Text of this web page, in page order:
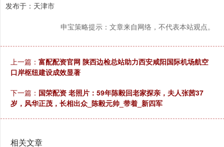
发布于：天津市
申宝策略提示：文章来自网络，不代表本站观点。
上一篇： 富配配资官网 陕西边检总站助力西安咸阳国际机场航空
口岸枢纽建设成效显著
下一篇： 国荣配资 老照片：59年陈毅回老家探亲，夫人张茜37
岁，风华正茂，长相出众_陈毅元帅_带着_新四军
相关文章